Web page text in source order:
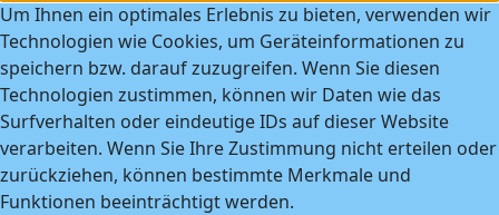
Um Ihnen ein optimales Erlebnis zu bieten, verwenden wir
Technologien wie Cookies, um Geräteinformationen zu
speichern bzw. darauf zuzugreifen. Wenn Sie diesen
Technologien zustimmen, können wir Daten wie das
Surfverhalten oder eindeutige IDs auf dieser Website
verarbeiten. Wenn Sie Ihre Zustimmung nicht erteilen oder
zurückziehen, können bestimmte Merkmale und
Funktionen beeinträchtigt werden.